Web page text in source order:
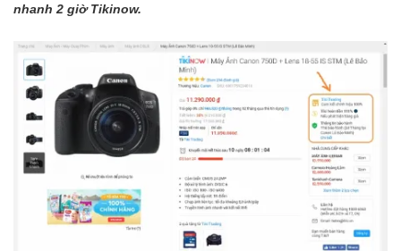
nhanh 2 giờ Tikinow.